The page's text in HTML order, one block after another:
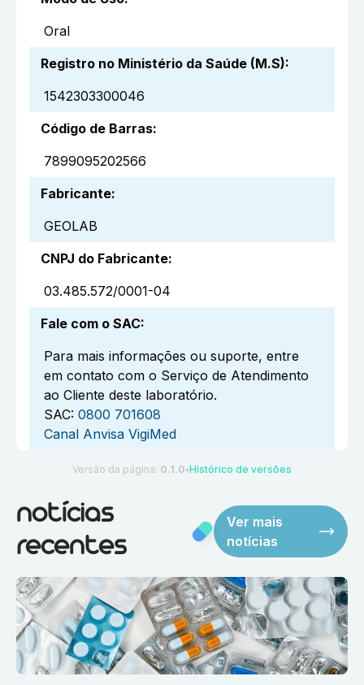
Oral
Registro no Ministério da Saúde (M.S):
1542303300046
Código de Barras:
7899095202566
Fabricante:
GEOLAB
CNPJ do Fabricante:
03.485.572/0001-04
Fale com o SAC:
Para mais informações ou suporte, entre
em contato com o Serviço de Atendimento
ao Cliente deste laboratório.
SAC: 0800 701608
Canal Anvisa VigiMed
Versão da página: 0.1.0 ●Histórico de versões
notícias
recentes
Ver mais
notícias